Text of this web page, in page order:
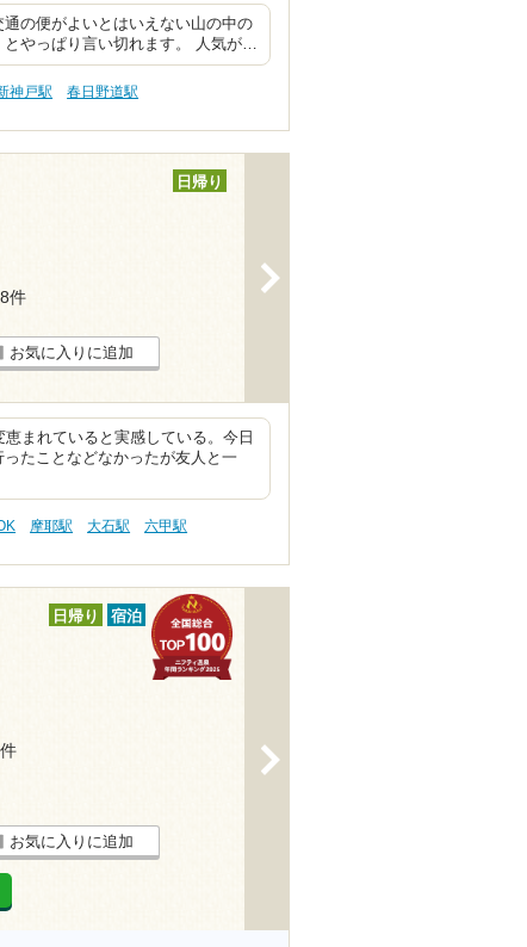
の便がよいとはいえない山の中の
とやっぱり言い切れます。 人気が…
神戸駅
春日野道駅
日帰り
件
お気に入りに追加
まれていると実感している。今日
たことなどなかったが友人と一
摩耶駅 大石駅
六甲駅
日帰り 宿泊
お気に入りに追加